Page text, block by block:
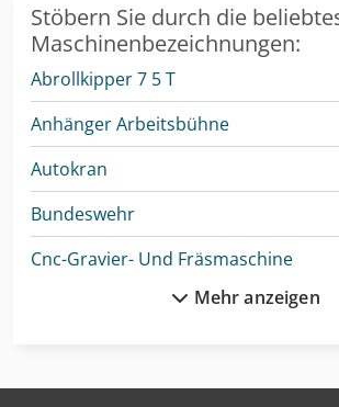
Stöbern Sie durch die
Maschinenbezeichnungen:
Abrollkipper 7 5 T
Anhänger Arbeitsbühne
Autokran
Bundeswehr
Cnc-Gravier- Und Fräsmaschine
Drahtricht- Und Abschneidemaschine
Felder G 380
Mehr anzeigen